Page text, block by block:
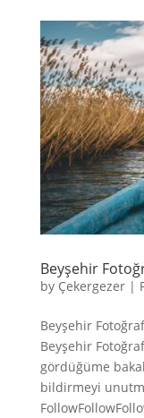
Beyşehir
by Çekergezer|
Beyşehir
Beyşehir
gördüğüme
bildirmeyi